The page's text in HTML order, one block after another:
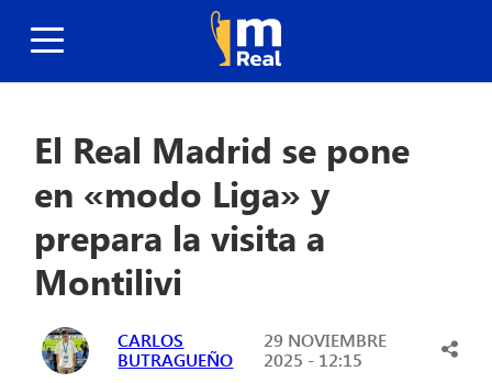
El Real Madrid se pone
en «modo Liga» y
prepara la visita a
Montilivi
CARLOS
BUTRAGUEÑO
29 NOVIEMBRE
2025 - 12:15